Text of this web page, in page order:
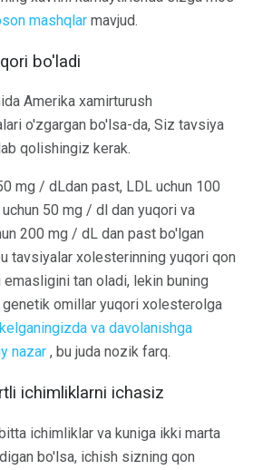
mashqlar mavjud.
bo'ladi
Amerika xamirturush
o'zgargan bo'lsa-da, Siz tavsiya
qolishingiz kerak.
mg / dLdan past, LDL uchun 100
50 mg / dl dan yuqori va
200 mg / dL dan past bo'lgan
tavsiyalar xolesterinning yuqori qon
tan oladi, lekin buning
genetik omillar yuqori xolesterolga
kelganingizda va davolanishga
nazar , bu juda nozik farq.
ichimliklarni ichasiz
ichimliklar va kuniga ikki marta
bo'lsa, ichish sizning qon